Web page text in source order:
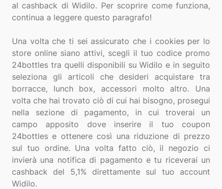
al cashback di Widilo. Per scoprire come funziona,
continua a leggere questo paragrafo!
Una volta che ti sei assicurato che i cookies per lo
store online siano attivi, scegli il tuo codice promo
24bottles tra quelli disponibili su Widilo e in seguito
seleziona gli articoli che desideri acquistare tra
borracce, lunch box, accessori molto altro. Una
volta che hai trovato ciò di cui hai bisogno, prosegui
nella sezione di pagamento, in cui troverai un
campo apposito dove inserire il tuo coupon
24bottles e ottenere così una riduzione di prezzo
sul tuo ordine. Una volta fatto ciò, il negozio ci
invierà una notifica di pagamento e tu riceverai un
cashback del 5,1% direttamente sul tuo account
Widilo.